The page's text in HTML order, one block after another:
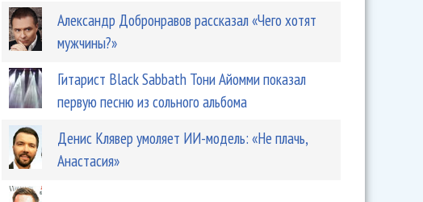
Александр Добронравов рассказал «Чего хотят
мужчины?»
Гитарист Black Sabbath Тони Айомми показал
первую песню из сольного альбома
Денис Клявер умоляет ИИ-модель: «Не плачь,
Анастасия»